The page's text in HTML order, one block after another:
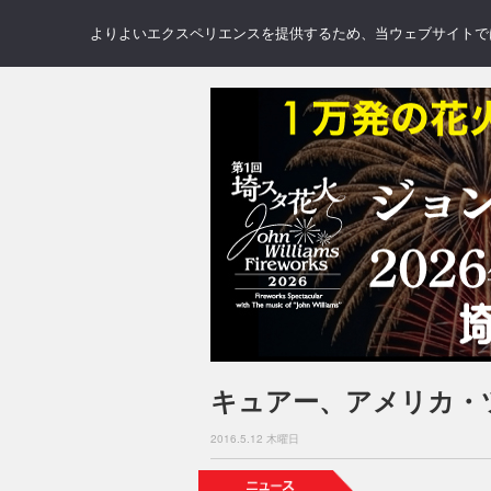
NEWS REVIEWS
キュアー、アメリカ
2016.5.12 木曜日
よりよいエクスペリエンスを提供するため、当ウェブサイト